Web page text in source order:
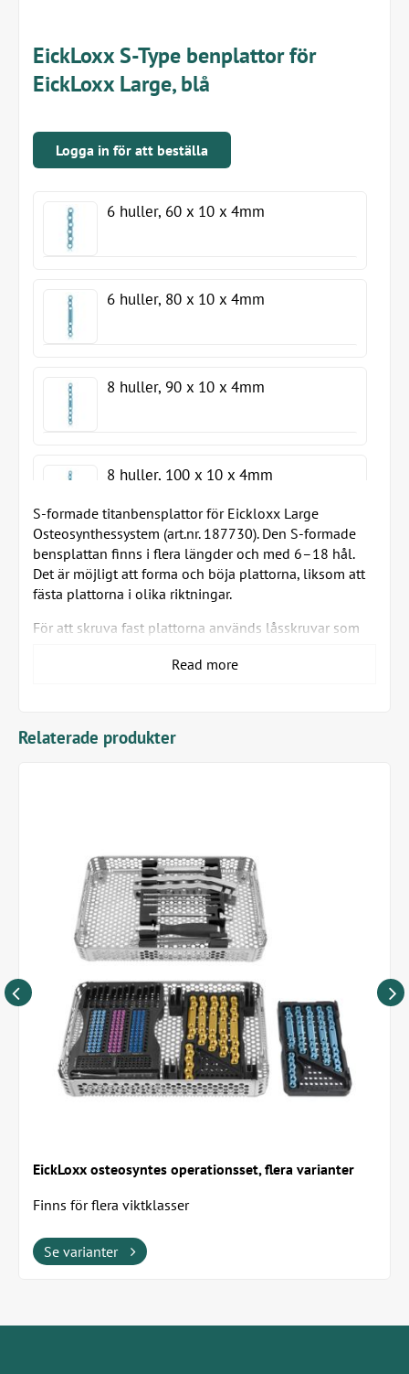
EickLoxx S-Type benplattor för
EickLoxx Large, blå
Logga in för att beställa
6 huller, 60 x 10 x 4mm
6 huller, 80 x 10 x 4mm
8 huller, 90 x 10 x 4mm
8 huller, 100 x 10 x 4mm
10 huller, 110 x 10 x 4mm
12 huller, 130 x 10 x 4mm
16 huller, 180 x 10 x 4mm
18 huller, 210 x 10 x 4mm
S-formade titanbensplattor för Eickloxx Large
Osteosynthessystem (art.nr. 187730). Den S-formade
bensplattan finns i flera längder och med 6–18 hål.
Det är möjligt att forma och böja plattorna, liksom att
fästa plattorna i olika riktningar.
För att skruva fast plattorna används låsskruvar som
diameter (art.nr. HUV185535/185570/185460).
Bredd 10 mm
Steriliseringsmetod: autoklav
Färgkod: ljusblå
Bensplattorna finns i följande varianter:
L 60 mm med 6 hål (art.nr. 187740)
L 80 mm med 6 hål (art.nr. 187741)
L 90 mm med 8 hål (art.nr. 187742)
L 100 mm med 8 hål (art.nr. 187743)
L 110 mm med 10 hål (art.nr. 187744)
L 120 mm med 10 hål (art.nr. 187745)
L 130 mm med 12 hål (art.nr. 187746)
L 160 mm med 14 hål (art.nr. 187747)
som är guldfärgad (art.nr. HUV187750)
Read more
Relaterade produkter
EickLoxx osteosyntes operationsset, flera varianter
Finns för flera viktklasser
Se varianter